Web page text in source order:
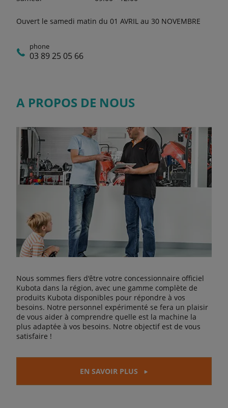
Ouvert le samedi matin du 01 AVRIL au 30 NOVEMBRE
phone
03 89 25 05 66
A PROPOS DE NOUS
Nous sommes fiers d'être votre concessionnaire officiel
Kubota dans la région, avec une gamme complète de
produits Kubota disponibles pour répondre à vos
besoins. Notre personnel expérimenté se fera un plaisir
de vous aider à comprendre quelle est la machine la
plus adaptée à vos besoins. Notre objectif est de vous
satisfaire !
EN SAVOIR PLUS